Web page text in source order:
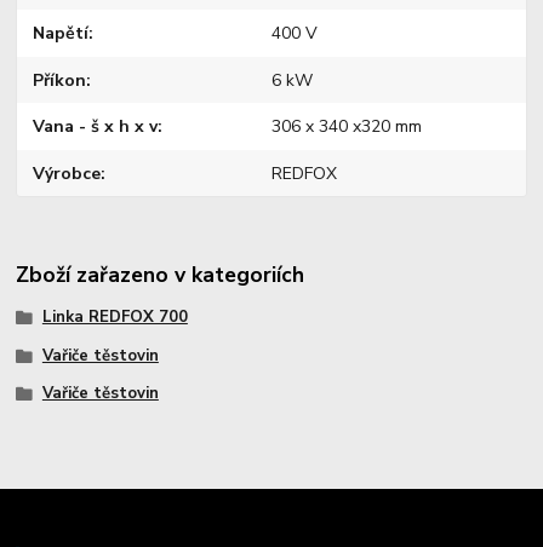
Napětí 400 V
Příkon 6 kW
Vana - š x h x v 306 x 340 x320 mm
Výrobce REDFOX
Zboží zařazeno v kategoriích
Linka REDFOX 700
Vařiče těstovin
Vařiče těstovin